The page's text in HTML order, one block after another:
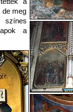
de meg
színes
a